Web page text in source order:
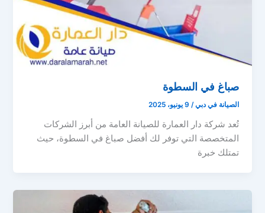
صباغ في السطوة
الصيانة في دبي/ 9 يونيو، 2025
تُعد شركة دار العمارة للصيانة العامة من أبرز الشركات
المتخصصة التي توفر لك أفضل صباغ في السطوة، حيث
تمتلك خبرة